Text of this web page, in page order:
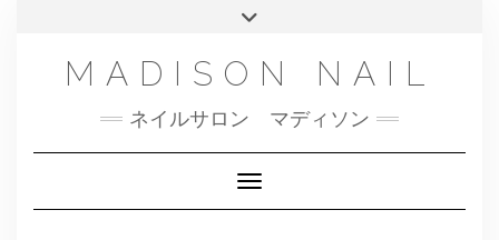
NAILBOOK(ご予約はこちら）
FACEBOOK
メール
MADISON NAIL
ネイルサロン マディソン
Toggle Navigation